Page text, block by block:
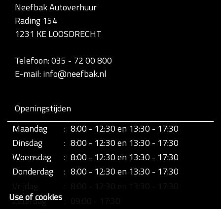
Neefbak Autoverhuur
Rading 154
1231 KE LOOSDRECHT
Telefoon: 035 - 72 00 800
E-mail: info@neefbak.nl
Openingstijden
Maandag
: 8:00 - 12:30 en 13:30 - 17:30
Dinsdag
: 8:00 - 12:30 en 13:30 - 17:30
Woensdag
: 8:00 - 12:30 en 13:30 - 17:30
Donderdag
: 8:00 - 12:30 en 13:30 - 17:30
Zaterdag
Use of cookies